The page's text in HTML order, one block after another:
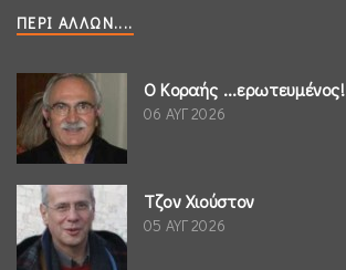
ΠΕΡΊ ΆΛΛΩΝ....
Ο Κοραής ...ερωτευμένος!
06 ΑΥΓ 2026
Τζον Χιούστον
05 ΑΥΓ 2026